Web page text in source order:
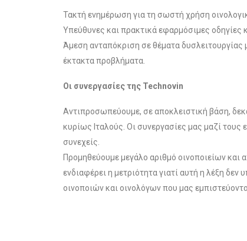
Τακτή ενημέρωση για τη σωστή χρήση
Υπεύθυνες και πρακτικά εφαρμόσιμες οδηγίες
Άμεση ανταπόκριση σε θέματα δυσλειτουργίας
έκτακτα προβλήματα.
Oι συνεργασίες της Technovin
Αντιπροσωπεύουμε, σε αποκλειστική βάση,
κυρίως Ιταλούς. Οι συνεργασίες μας μαζί τους
συνεχείς.
Προμηθεύουμε μεγάλο αριθμό οινοποιείων και
ενδιαφέρει η μετριότητα γιατί αυτή η λέξη δεν
οινοποιών και οινολόγων που μας